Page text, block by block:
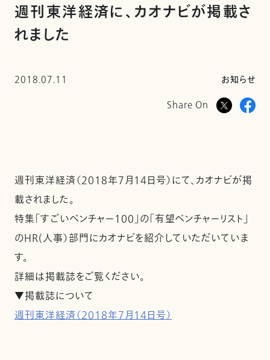
週刊東洋経済に、カオナビが掲載さ
れました
2018.07.11 お知らせ
Share On
週刊東洋経済（2018年7月14日号）にて、カオナビが掲
載されました。
特集「すごいベンチャー100」の「有望ベンチャーリスト」
のHR(人事）部門にカオナビを紹介していただいていま
す。
詳細は掲載誌をご覧ください。
▼掲載誌について
週刊東洋経済（2018年7月14日号）